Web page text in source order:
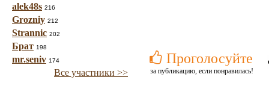
alek48s 216
Grozniy 212
Strannic 202
Брат 198
mr.seniv 174
Все участники >>
Проголосуйте
за публикацию, если понравилась!